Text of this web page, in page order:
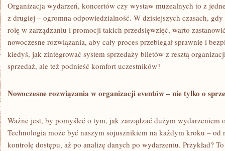
PISAĆ
POLSKU?
PRZEWODNIK
DLA
KAŻDEGO!
Organizacja wydarzeń, koncertów czy wystaw muzealnych to z
z drugiej – ogromna odpowiedzialność. W dzisiejszych czasach,
rolę w zarządzaniu i promocji takich przedsięwzięć, warto
nowoczesne rozwiązania, aby cały proces przebiegał sprawnie i
kiedyś, jak zintegrować system sprzedaży biletów z resztą
sprzedaż, ale też podnieść komfort uczestników?
Nowoczesne rozwiązania w organizacji eventów – nie tylko o
Ważne jest, by pomyśleć o tym, jak zarządzać dużym wydarzeniem
Technologia może być naszym sojusznikiem na każdym kroku – od
kontrolę dostępu, aż po analizę danych po wydarzeniu. Przykład?